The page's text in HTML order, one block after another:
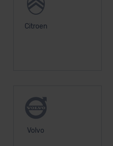
Citroen
Volvo